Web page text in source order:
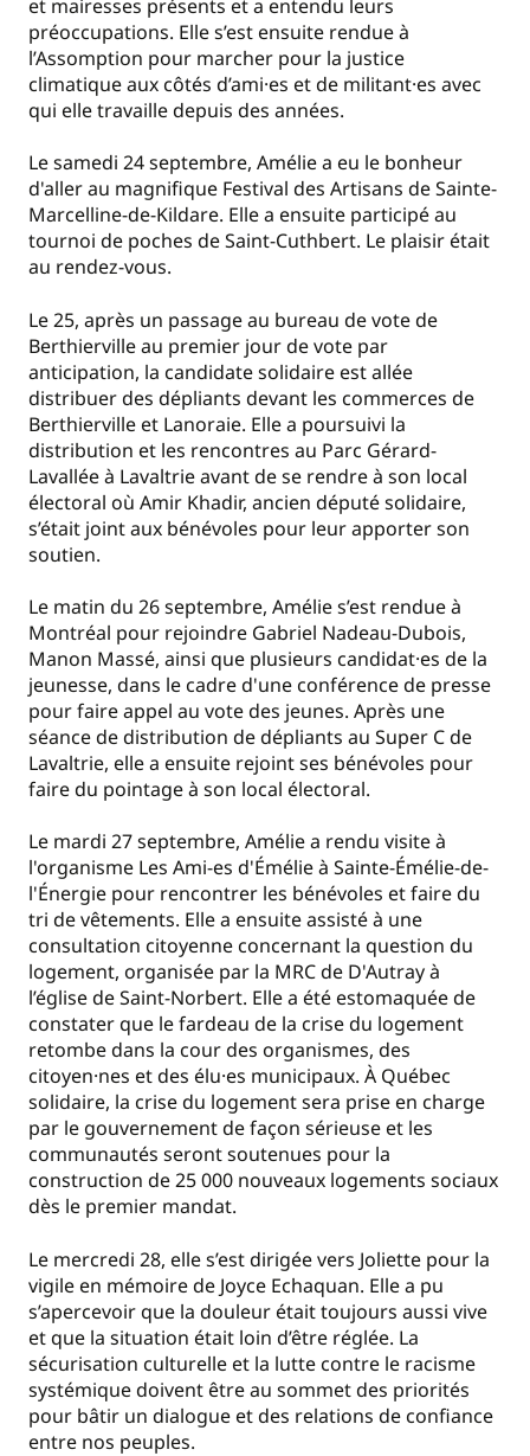
et mairesses présents et a entendu leurs
préoccupations. Elle s’est ensuite rendue à
l’Assomption pour marcher pour la justice
climatique aux côtés d’ami·es et de militant·es avec
qui elle travaille depuis des années.
Le samedi 24 septembre, Amélie a eu le bonheur
d'aller au magnifique Festival des Artisans de Sainte-
Marcelline-de-Kildare. Elle a ensuite participé au
tournoi de poches de Saint-Cuthbert. Le plaisir était
au rendez-vous.
Le 25, après un passage au bureau de vote de
Berthierville au premier jour de vote par
anticipation, la candidate solidaire est allée
distribuer des dépliants devant les commerces de
Berthierville et Lanoraie. Elle a poursuivi la
distribution et les rencontres au Parc Gérard-
Lavallée à Lavaltrie avant de se rendre à son local
électoral où Amir Khadir, ancien député solidaire,
s’était joint aux bénévoles pour leur apporter son
soutien.
Le matin du 26 septembre, Amélie s’est rendue à
Montréal pour rejoindre Gabriel Nadeau-Dubois,
Manon Massé, ainsi que plusieurs candidat·es de la
jeunesse, dans le cadre d'une conférence de presse
pour faire appel au vote des jeunes. Après une
séance de distribution de dépliants au Super C de
Lavaltrie, elle a ensuite rejoint ses bénévoles pour
faire du pointage à son local électoral.
Le mardi 27 septembre, Amélie a rendu visite à
l'organisme Les Ami-es d'Émélie à Sainte-Émélie-de-
l'Énergie pour rencontrer les bénévoles et faire du
tri de vêtements. Elle a ensuite assisté à une
consultation citoyenne concernant la question du
logement, organisée par la MRC de D'Autray à
l’église de Saint-Norbert. Elle a été estomaquée de
constater que le fardeau de la crise du logement
retombe dans la cour des organismes, des
citoyen·nes et des élu·es municipaux. À Québec
solidaire, la crise du logement sera prise en charge
par le gouvernement de façon sérieuse et les
communautés seront soutenues pour la
construction de 25 000 nouveaux logements sociaux
dès le premier mandat.
Le mercredi 28, elle s’est dirigée vers Joliette pour la
vigile en mémoire de Joyce Echaquan. Elle a pu
s’apercevoir que la douleur était toujours aussi vive
et que la situation était loin d’être réglée. La
sécurisation culturelle et la lutte contre le racisme
systémique doivent être au sommet des priorités
pour bâtir un dialogue et des relations de confiance
entre nos peuples.